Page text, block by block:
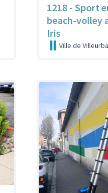
1218 - Sport
beach-volley
Iris
Ville de